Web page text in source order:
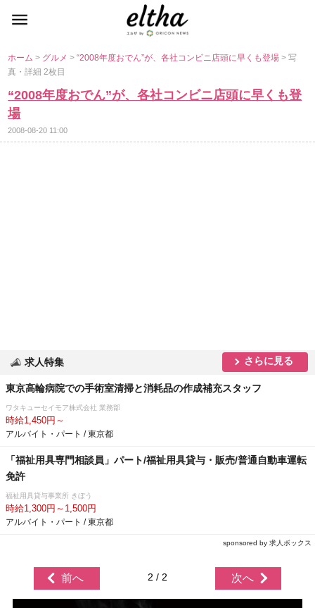
ホーム> グルメ>“2008年度おでん”が、各社コンビニ店頭に早くも登場> 写
真・詳細 2枚目
“2008年度おでん”が、各社コンビニ店頭に早くも登
場
2008-08-20 11:00
求人特集 さらに見る
東京高輪病院での手術室清掃と消耗品の作成補充スタッフ
ワタキューセイモア株式会社 業務部
時給1,450円～
アルバイト・パート / 東京都
「福祉用具専門相談員」パート/福祉用具貸与・販売/普通自動車運転
免許
福祉用具貸与事業所 きぼう
時給1,300円～1,500円
アルバイト・パート / 東京都
sponsored by 求人ボックス
前へ 2 / 2 次へ